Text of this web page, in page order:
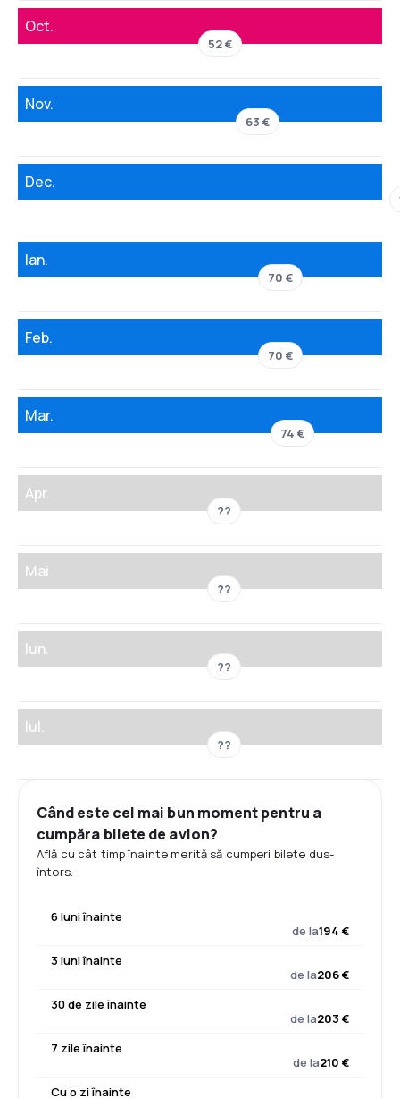
Oct.
52 €
Nov.
63 €
Dec.
Ian.
70 €
Feb.
70 €
Mar.
74 €
Apr.
??
Mai
??
Iun.
??
Iul.
??
Când este cel mai bun moment pentru a
cumpăra bilete de avion?
Află cu cât timp înainte merită să cumperi bilete dus-
întors.
6 luni înainte
de la194 €
3 luni înainte
de la206 €
30 de zile înainte
de la203 €
7 zile înainte
de la210 €
Cu o zi înainte